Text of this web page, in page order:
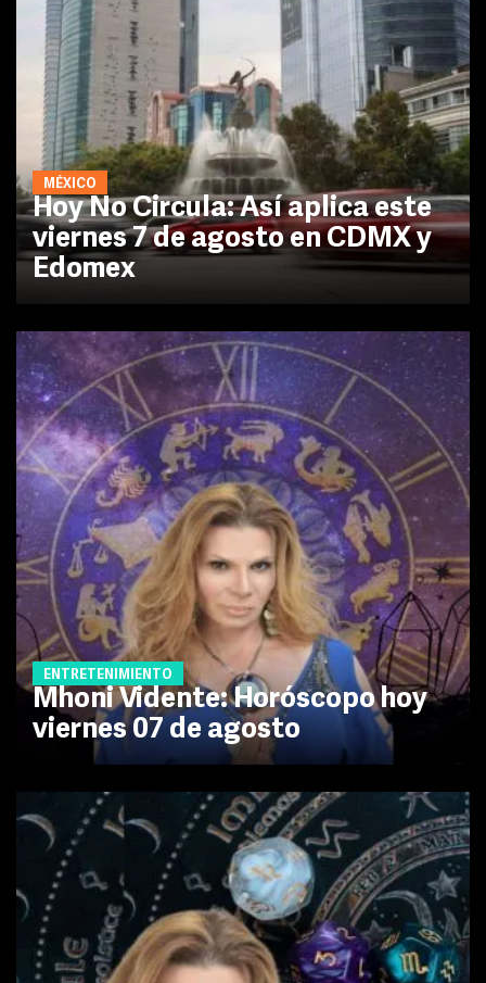
MÉXICO
Hoy No Circula: Así aplica este
viernes 7 de agosto en CDMX y
Edomex
ENTRETENIMIENTO
Mhoni Vidente: Horóscopo hoy
viernes 07 de agosto